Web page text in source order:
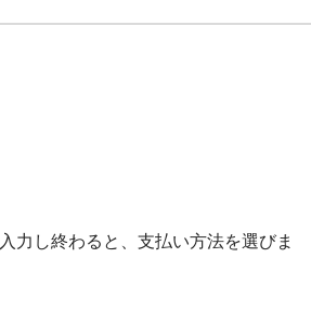
力し終わると、支払い方法を選びま